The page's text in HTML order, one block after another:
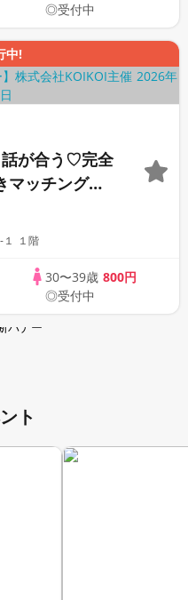
◎受付中
中!
話が合う♡完全
マッチングコ
１ １階
30〜39歳 800円
◎受付中
ト